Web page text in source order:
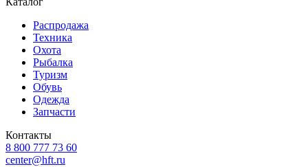
Распродажа
Техника
Охота
Рыбалка
Туризм
Обувь
Одежда
Запчасти
Контакты
8 800 777 73 60
center@hft.ru